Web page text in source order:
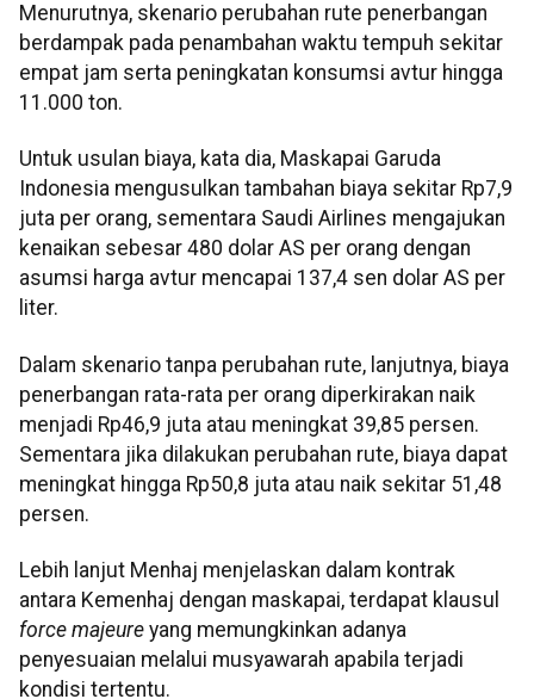
Menurutnya, skenario perubahan rute penerbangan
berdampak pada penambahan waktu tempuh sekitar
empat jam serta peningkatan konsumsi avtur hingga
11.000 ton.
Untuk usulan biaya, kata dia, Maskapai Garuda
Indonesia mengusulkan tambahan biaya sekitar Rp7,9
juta per orang, sementara Saudi Airlines mengajukan
kenaikan sebesar 480 dolar AS per orang dengan
asumsi harga avtur mencapai 137,4 sen dolar AS per
liter.
Dalam skenario tanpa perubahan rute, lanjutnya, biaya
penerbangan rata-rata per orang diperkirakan naik
menjadi Rp46,9 juta atau meningkat 39,85 persen.
Sementara jika dilakukan perubahan rute, biaya dapat
meningkat hingga Rp50,8 juta atau naik sekitar 51,48
persen.
Lebih lanjut Menhaj menjelaskan dalam kontrak
antara Kemenhaj dengan maskapai, terdapat klausul
force majeure yang memungkinkan adanya
penyesuaian melalui musyawarah apabila terjadi
kondisi tertentu.